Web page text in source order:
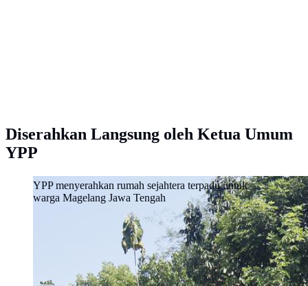
Diserahkan Langsung oleh Ketua Umum
YPP
YPP menyerahkan rumah sejahtera terpadu untuk
warga Magelang Jawa Tengah